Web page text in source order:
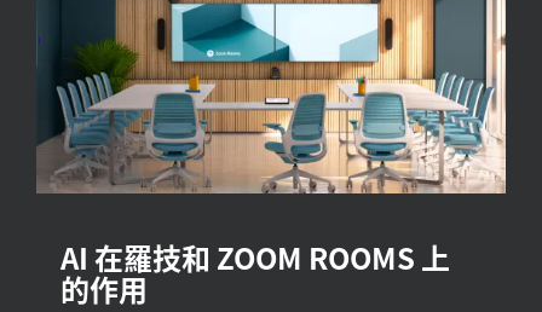
AI 在羅技和 ZOOM ROOMS 上
的作用